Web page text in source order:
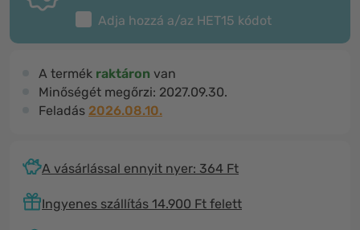
Adja hozzá a/az HET15 kódot
A termék raktáron van
Minőségét megőrzi: 2027.09.30.
Feladás 2026.08.10.
A vásárlással ennyit nyer: 364 Ft
Ingyenes szállítás 14.900 Ft felett